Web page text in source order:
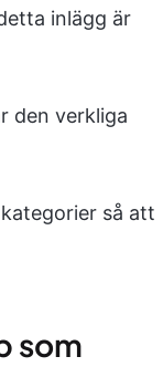
inlägg är
den verkliga
så att
som